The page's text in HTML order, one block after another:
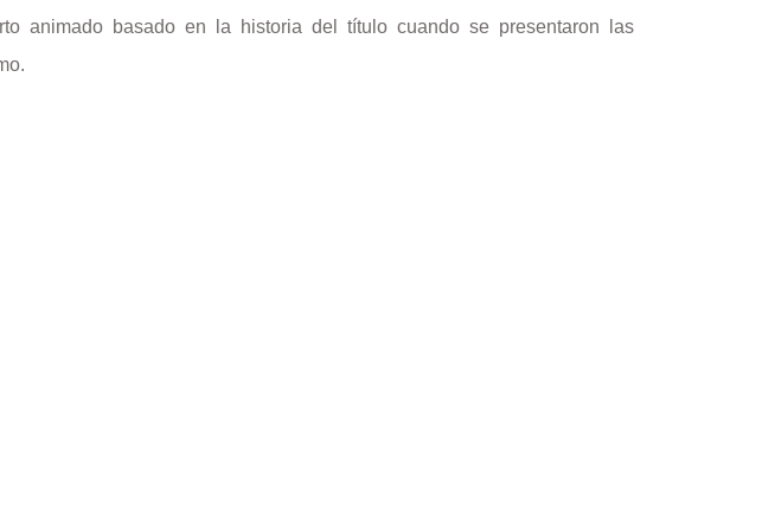
animado basado en la historia del título cuando se presentaron las